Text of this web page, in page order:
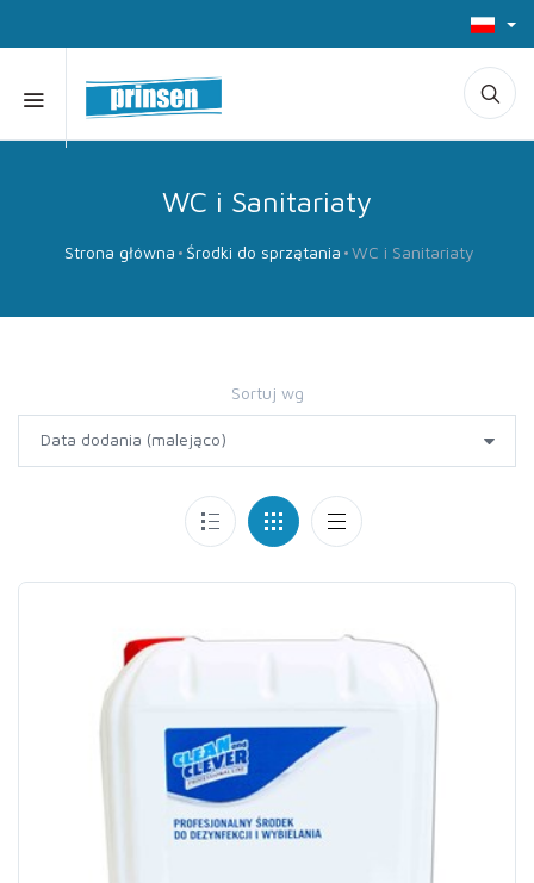
WC i Sanitariaty
Strona główna Środki do sprzątania WC i Sanitariaty
Sortuj wg